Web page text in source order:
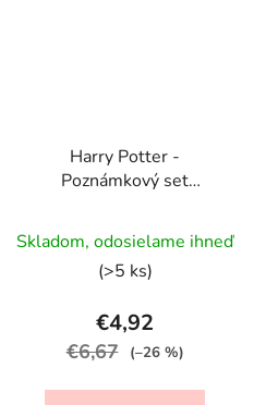
Harry Potter -
Poznámkový set
Skladom, odosielame ihneď
(>5 ks)
€4,92
€6,67 (–26 %)